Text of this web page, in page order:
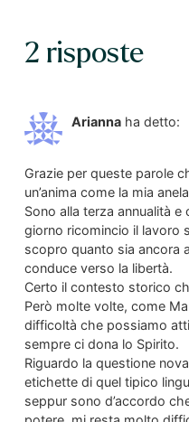
2 risposte
Arianna ha detto:
Grazie per queste parole
un’anima come la mia
Sono alla terza annualità
giorno ricomincio il lavoro
scopro quanto sia ancora
conduce verso la libertà.
Certo il contesto storico
Però molte volte, come
difficoltà che possiamo
sempre ci dona lo Spirito.
Riguardo la questione
etichette di quel tipico
seppur sono d’accordo